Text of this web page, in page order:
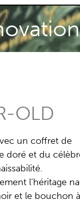
OLD
un coffret de
doré et du
l’héritage
et le bouchon